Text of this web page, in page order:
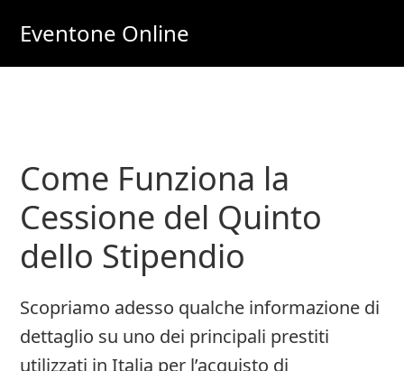
main
primary
Eventone Online
e
Soldi
Online
Come Funziona la
Cessione del Quinto
dello Stipendio
Scopriamo adesso qualche informazione di
dettaglio su uno dei principali prestiti
utilizzati in Italia per l’acquisto di